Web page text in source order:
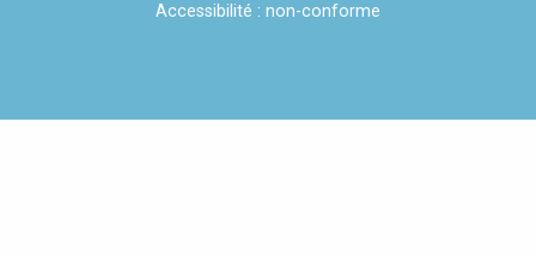
Accessibilité : non-conforme